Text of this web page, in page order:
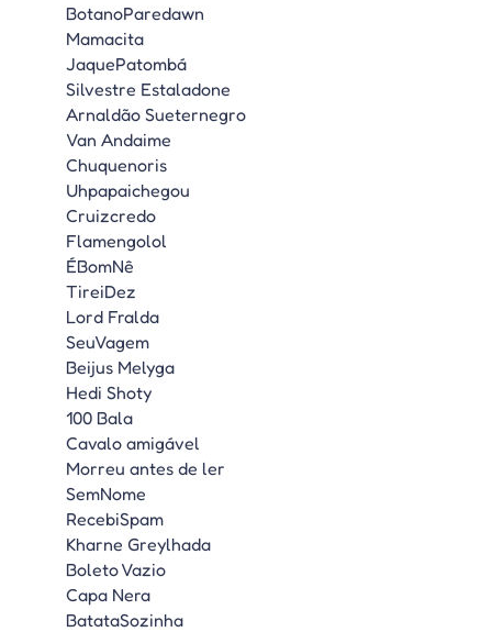
BotanoParedawn
Mamacita
JaquePatombá
Silvestre Estaladone
Arnaldão Sueternegro
Van Andaime
Chuquenoris
Uhpapaichegou
Cruizcredo
Flamengolol
ÉBomNê
TireiDez
Lord Fralda
SeuVagem
Beijus Melyga
Hedi Shoty
100 Bala
Cavalo amigável
Morreu antes de ler
SemNome
RecebiSpam
Kharne Greylhada
Boleto Vazio
Capa Nera
BatataSozinha